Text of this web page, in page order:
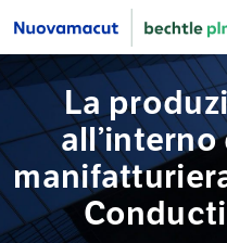
La
all’interno